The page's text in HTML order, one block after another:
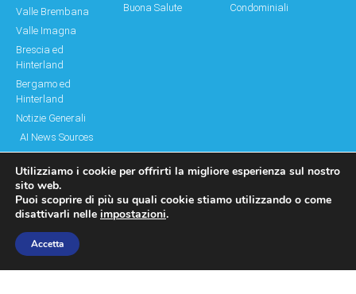
Valle Brembana
Valle Imagna
Brescia ed
Hinterland
Bergamo ed
Hinterland
Notizie Generali
AI News Sources
Buona Salute
Condominiali
© Copyright 2011 – 2026 Montagne & Paesi
Utilizziamo i cookie per offrirti la migliore esperienza sul nostro
sito web.
Puoi scoprire di più su quali cookie stiamo utilizzando o come
disattivarli nelle impostazioni.
Accetta